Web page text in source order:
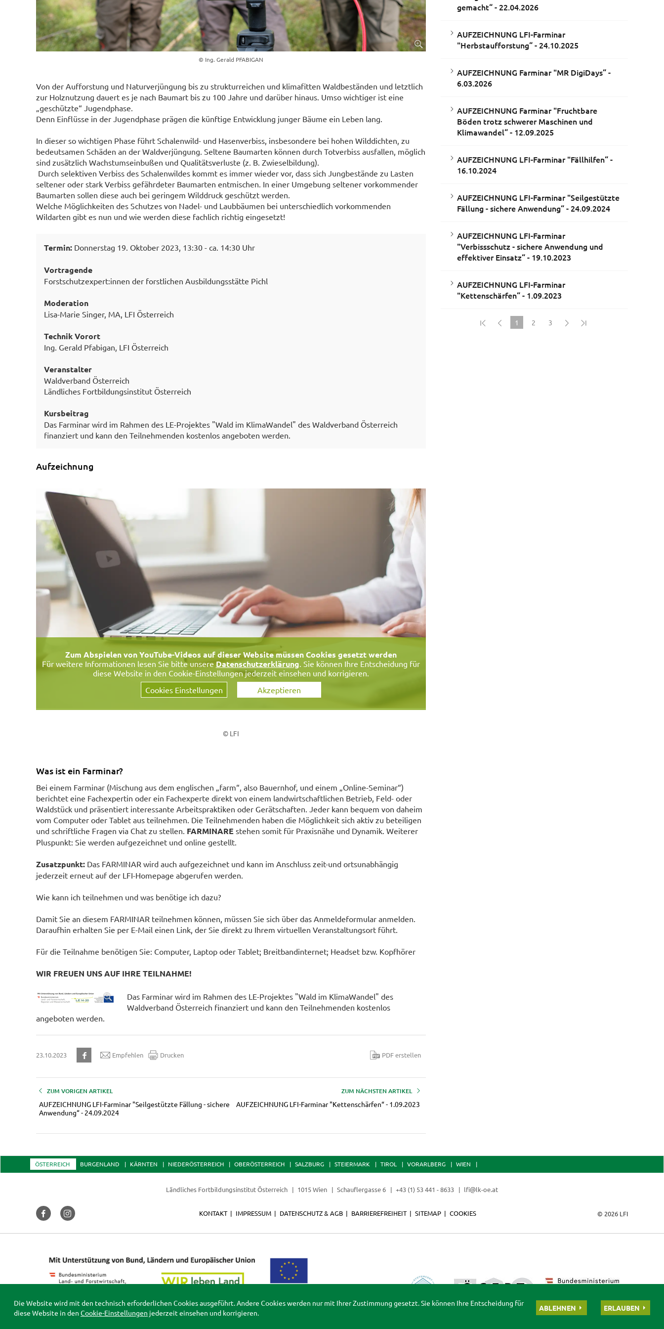
© Ing. Gerald PFABIGAN
Von der Aufforstung und Naturverjüngung bis zu strukturreichen und klimafitten Waldbeständen und letztlich
zur Holznutzung dauert es je nach Baumart bis zu 100 Jahre und darüber hinaus. Umso wichtiger ist eine
„geschützte“ Jugendphase.
Denn Einflüsse in der Jugendphase prägen die künftige Entwicklung junger Bäume ein Leben lang.
In dieser so wichtigen Phase führt Schalenwild- und Hasenverbiss, insbesondere bei hohen Wilddichten, zu
bedeutsamen Schäden an der Waldverjüngung. Seltene Baumarten können durch Totverbiss ausfallen, möglich
sind zusätzlich Wachstumseinbußen und Qualitätsverluste (z. B. Zwieselbildung).
Durch selektiven Verbiss des Schalenwildes kommt es immer wieder vor, dass sich Jungbestände zu Lasten
seltener oder stark Verbiss gefährdeter Baumarten entmischen. In einer Umgebung seltener vorkommender
Baumarten sollen diese auch bei geringem Wilddruck geschützt werden.
Welche Möglichkeiten des Schutzes von Nadel- und Laubbäumen bei unterschiedlich vorkommenden
Wildarten gibt es nun und wie werden diese fachlich richtig eingesetzt!
Termin: Donnerstag 19. Oktober 2023, 13:30 - ca. 14:30 Uhr
Vortragende
Forstschutzexpert:innen der forstlichen Ausbildungsstätte Pichl
Moderation
Lisa-Marie Singer, MA, LFI Österreich
Technik Vorort
Ing. Gerald Pfabigan, LFI Österreich
Veranstalter
Waldverband Österreich
Ländliches Fortbildungsinstitut Österreich
Kursbeitrag
Das Farminar wird im Rahmen des LE-Projektes "Wald im KlimaWandel" des Waldverband Österreich
finanziert und kann den Teilnehmenden kostenlos angeboten werden.
Aufzeichnung
Zum Abspielen von YouTube-Videos auf dieser Website müssen Cookies gesetzt werden
Für weitere Informationen lesen Sie bitte unsere Datenschutzerklärung. Sie können Ihre Entscheidung für
diese Website in den Cookie-Einstellungen jederzeit einsehen und korrigieren.
Akzeptieren
Cookies Einstellungen
© LFI
Was ist ein Farminar?
Bei einem Farminar (Mischung aus dem englischen „farm“, also Bauernhof, und einem „Online-Seminar“)
berichtet eine Fachexpertin oder ein Fachexperte direkt von einem landwirtschaftlichen Betrieb, Feld- oder
Waldstück und präsentiert interessante Arbeitspraktiken oder Gerätschaften. Jeder kann bequem von daheim
vom Computer oder Tablet aus teilnehmen. Die Teilnehmenden haben die Möglichkeit sich aktiv zu beteiligen
und schriftliche Fragen via Chat zu stellen. FARMINARE stehen somit für Praxisnähe und Dynamik. Weiterer
Pluspunkt: Sie werden aufgezeichnet und online gestellt.
Zusatzpunkt: Das FARMINAR wird auch aufgezeichnet und kann im Anschluss zeit-und ortsunabhängig
jederzeit erneut auf der LFI-Homepage abgerufen werden.
Wie kann ich teilnehmen und was benötige ich dazu?
Damit Sie an diesem FARMINAR teilnehmen können, müssen Sie sich über das Anmeldeformular anmelden.
Daraufhin erhalten Sie per E-Mail einen Link, der Sie direkt zu Ihrem virtuellen Veranstaltungsort führt.
Für die Teilnahme benötigen Sie: Computer, Laptop oder Tablet; Breitbandinternet; Headset bzw. Kopfhörer
WIR FREUEN UNS AUF IHRE TEILNAHME!
Das Farminar wird im Rahmen des LE-Projektes "Wald im KlimaWandel" des
Waldverband Österreich finanziert und kann den Teilnehmenden kostenlos
angeboten werden.
23.10.2023 Empfehlen Drucken PDF erstellen
ZUM VORIGEN ARTIKEL
AUFZEICHNUNG LFI-Farminar "Seilgestützte Fällung - sichere
Anwendung“ - 24.09.2024
ZUM NÄCHSTEN ARTIKEL
AUFZEICHNUNG LFI-Farminar "Kettenschärfen“ - 1.09.2023
gemacht“ - 22.04.2026
AUFZEICHNUNG LFI-Farminar
"Herbstaufforstung“ - 24.10.2025
AUFZEICHNUNG Farminar "MR DigiDays“ -
6.03.2026
AUFZEICHNUNG Farminar "Fruchtbare
Böden trotz schwerer Maschinen und
Klimawandel“ - 12.09.2025
AUFZEICHNUNG LFI-Farminar "Fällhilfen“ -
16.10.2024
AUFZEICHNUNG LFI-Farminar "Seilgestützte
Fällung - sichere Anwendung“ - 24.09.2024
AUFZEICHNUNG LFI-Farminar
"Verbissschutz - sichere Anwendung und
effektiver Einsatz“ - 19.10.2023
AUFZEICHNUNG LFI-Farminar
"Kettenschärfen“ - 1.09.2023
1
2 3
ÖSTERREICH BURGENLAND KÄRNTEN NIEDERÖSTERREICH OBERÖSTERREICH SALZBURG STEIERMARK TIROL VORARLBERG WIEN
Ländliches Fortbildungsinstitut Österreich 1015 Wien Schauflergasse 6 +43 (1) 53 441 - 8633 lfi@lk-oe.at
© 2026 LFI
KONTAKT IMPRESSUM DATENSCHUTZ & AGB BARRIEREFREIHEIT SITEMAP COOKIES
Die Website wird mit den technisch erforderlichen Cookies ausgeführt. Andere Cookies werden nur mit Ihrer Zustimmung gesetzt. Sie können Ihre Entscheidung für
diese Website in den Cookie-Einstellungen jederzeit einsehen und korrigieren.
ABLEHNEN ERLAUBEN